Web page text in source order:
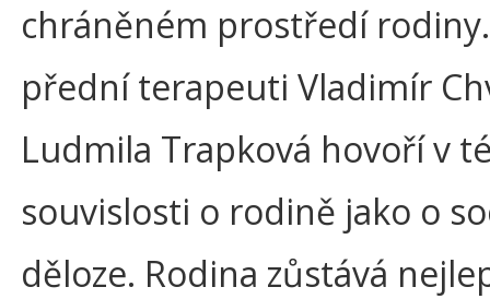
chráněném prostředí
přední terapeuti Vladimír
Ludmila Trapková hovoří v
souvislosti o rodině jako o
děloze. Rodina zůstává